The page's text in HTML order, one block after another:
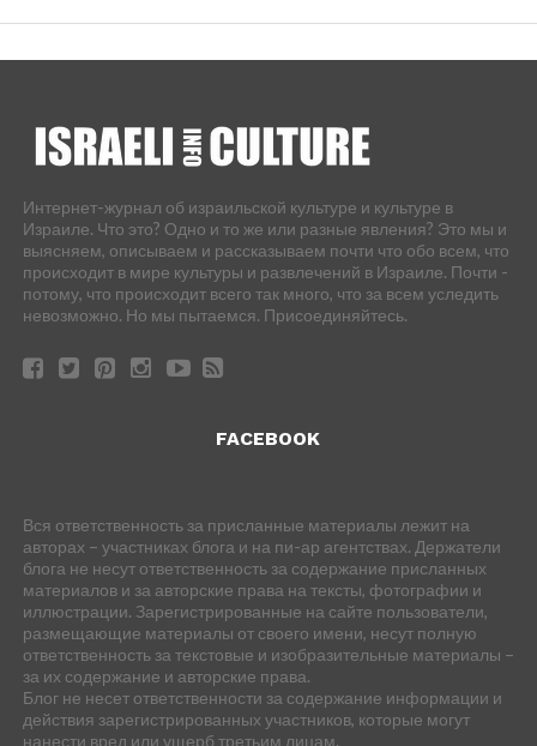
Интернет-журнал об израильской культуре и культуре в
Израиле. Что это? Одно и то же или разные явления? Это мы и
выясняем, описываем и рассказываем почти что обо всем, что
происходит в мире культуры и развлечений в Израиле. Почти -
потому, что происходит всего так много, что за всем уследить
невозможно. Но мы пытаемся. Присоединяйтесь.
FACEBOOK
Вся ответственность за присланные материалы лежит на
авторах – участниках блога и на пи-ар агентствах. Держатели
блога не несут ответственность за содержание присланных
материалов и за авторские права на тексты, фотографии и
иллюстрации. Зарегистрированные на сайте пользователи,
размещающие материалы от своего имени, несут полную
ответственность за текстовые и изобразительные материалы –
за их содержание и авторские права.
Блог не несет ответственности за содержание информации и
действия зарегистрированных участников, которые могут
нанести вред или ущерб третьим лицам.